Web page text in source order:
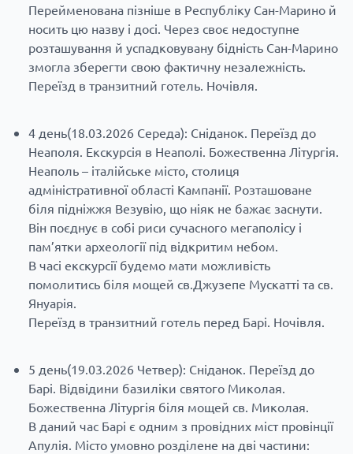
Перейменована пізніше в Республіку Сан-Марино й
носить цю назву і досі. Через своє недоступне
розташування й успадковувану бідність Сан-Марино
змогла зберегти свою фактичну незалежність.
Переїзд в транзитний готель. Ночівля.
4 день(18.03.2026 Середа): Сніданок. Переїзд до
Неаполя. Екскурсія в Неаполі. Божественна Літургія.
Неаполь – італійське місто, столиця
адміністративної області Кампанії. Розташоване
біля підніжжя Везувію, що ніяк не бажає заснути.
Він поєднує в собі риси сучасного мегаполісу і
пам’ятки археології під відкритим небом.
В часі екскурсії будемо мати можливість
помолитись біля мощей св.Джузепе Мускатті та св.
Януарія.
Переїзд в транзитний готель перед Барі. Ночівля.
5 день(19.03.2026 Четвер): Сніданок. Переїзд до
Барі. Відвідини базиліки святого Миколая.
Божественна Літургія біля мощей св. Миколая.
В даний час Барі є одним з провідних міст провінції
Апулія. Місто умовно розділене на дві частини: